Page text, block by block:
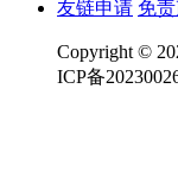
友链申请 免
Copyright ©
ICP备